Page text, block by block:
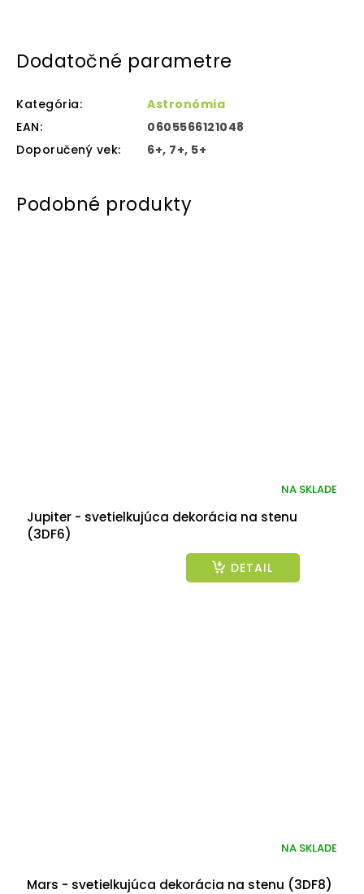
Dodatočné parametre
Kategória:
Astronómia
EAN:
0605566121048
Doporučený vek: 6+, 7+, 5+
Jupiter - svetielkujúca dekorácia na stenu
(3DF6)
NA SKLADE
DETAIL
Mars - svetielkujúca dekorácia na stenu (3DF8)
NA SKLADE